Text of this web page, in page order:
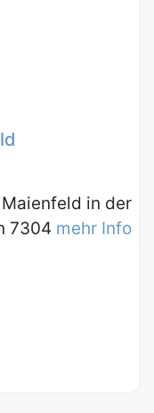
Maienfeld in der
7304 mehr Info